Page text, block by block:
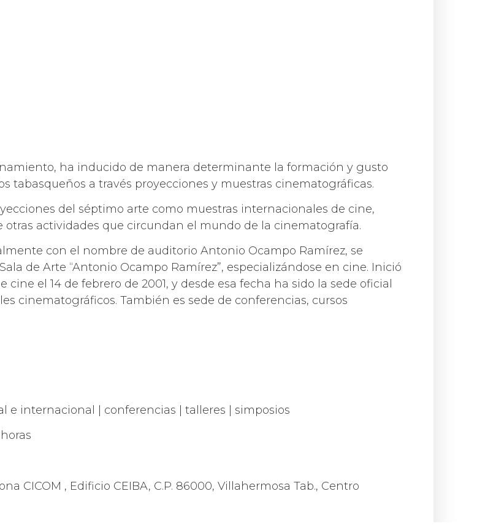
ha inducido de manera determinante la formación y gusto
tabasqueños a través proyecciones y muestras cinematográficas.
del séptimo arte como muestras internacionales de cine,
actividades que circundan el mundo de la cinematografía.
con el nombre de auditorio Antonio Ocampo Ramírez, se
de Arte “Antonio Ocampo Ramírez”, especializándose en cine. Inició
el 14 de febrero de 2001, y desde esa fecha ha sido la sede oficial
cinematográficos. También es sede de conferencias, cursos
e internacional | conferencias | talleres | simposios
CICOM , Edificio CEIBA, C.P. 86000, Villahermosa Tab., Centro